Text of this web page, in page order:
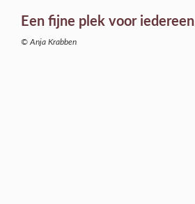
Een fijne plek voor iedereen
© Anja Krabben